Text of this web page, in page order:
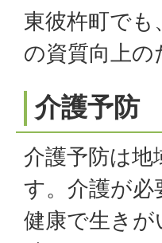
東彼杵町で
の資質向上
介護予防
介護予防は
す。介護が
健康で生き